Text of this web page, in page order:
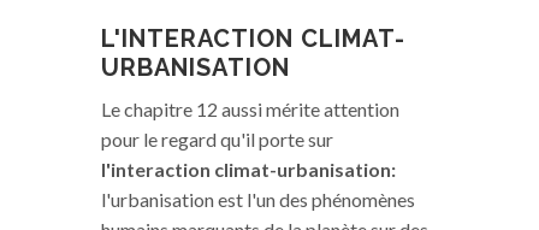
L'INTERACTION CLIMAT-
URBANISATION
Le chapitre 12 aussi mérite attention
pour le regard qu'il porte sur
l'interaction climat-urbanisation:
l'urbanisation est l'un des phénomènes